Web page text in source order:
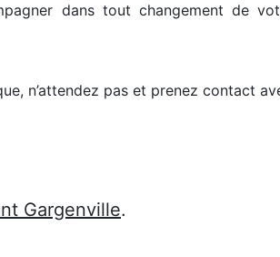
dans tout changement de
n’attendez pas et prenez contact
Gargenville.